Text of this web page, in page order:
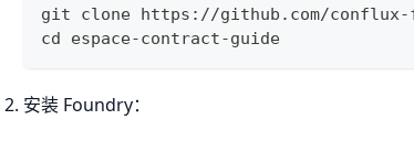
git clone https://github.com/conflux-
cd espace-contract-guide
安装 Foundry：